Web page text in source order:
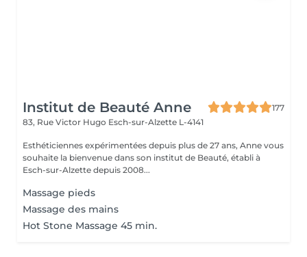
Institut de Beauté Anne
177
83, Rue Victor Hugo Esch-sur-Alzette L-4141
Esthéticiennes expérimentées depuis plus de 27 ans, Anne vous
souhaite la bienvenue dans son institut de Beauté, établi à
Esch-sur-Alzette depuis 2008...
Massage pieds
Massage des mains
Hot Stone Massage 45 min.